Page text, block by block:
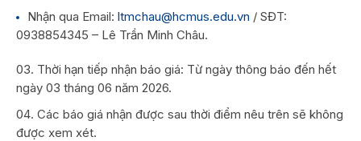
Nhận qua Email: ltmchau@hcmus.edu.vn / SĐT:
0938854345 – Lê Trần Minh Châu.
Thời hạn tiếp nhận báo giá: Từ ngày thông báo đến hết
ngày 03 tháng 06 năm 2026.
Các báo giá nhận được sau thời điểm nêu trên sẽ không
được xem xét.